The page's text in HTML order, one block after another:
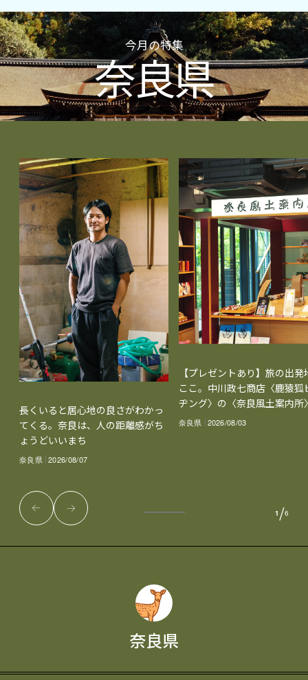
今月の特集
奈良県
奈良県
長くいると居心地の良さがわかっ
てくる。奈良は、人の距離感がち
ょうどいいまち
奈良県 2026/08/07
【プレゼントあり】旅の出発
ここ。中川政七商店〈鹿猿狐
ヂング〉の〈奈良風土案内所
奈良県 2026/08/03
1 /6